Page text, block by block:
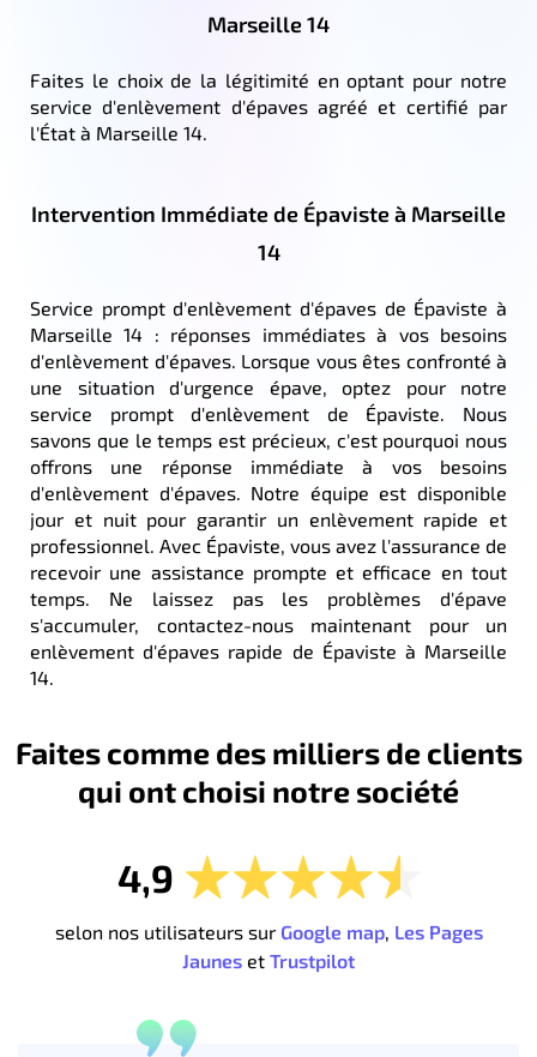
Marseille 14
Faites le choix de la légitimité en optant pour notre
service d'enlèvement d'épaves agréé et certifié par
l'État à Marseille 14.
Intervention Immédiate de Épaviste à Marseille
14
Service prompt d'enlèvement d'épaves de Épaviste à
Marseille 14 : réponses immédiates à vos besoins
d'enlèvement d'épaves. Lorsque vous êtes confronté à
une situation d'urgence épave, optez pour notre
service prompt d'enlèvement de Épaviste. Nous
savons que le temps est précieux, c'est pourquoi nous
offrons une réponse immédiate à vos besoins
d'enlèvement d'épaves. Notre équipe est disponible
jour et nuit pour garantir un enlèvement rapide et
professionnel. Avec Épaviste, vous avez l'assurance de
recevoir une assistance prompte et efficace en tout
temps. Ne laissez pas les problèmes d'épave
s'accumuler, contactez-nous maintenant pour un
enlèvement d'épaves rapide de Épaviste à Marseille
14.
Faites comme des milliers de clients
qui ont choisi notre société
4,9
selon nos utilisateurs sur Google map, Les Pages
Jaunes et Trustpilot